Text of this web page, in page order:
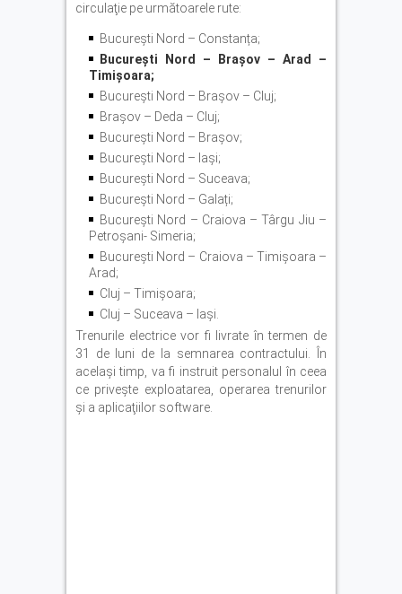
circulaţie pe următoarele rute:
București Nord – Constanța;
București Nord – Brașov – Arad –
Timișoara;
București Nord – Brașov – Cluj;
Brașov – Deda – Cluj;
București Nord – Brașov;
București Nord – Iași;
București Nord – Suceava;
București Nord – Galați;
București Nord – Craiova – Târgu Jiu –
Petroșani- Simeria;
București Nord – Craiova – Timișoara –
Arad;
Cluj – Timișoara;
Cluj – Suceava – Iași.
Trenurile electrice vor fi livrate în termen de
31 de luni de la semnarea contractului. În
acelaşi timp, va fi instruit personalul în ceea
ce priveşte exploatarea, operarea trenurilor
şi a aplicaţiilor software.